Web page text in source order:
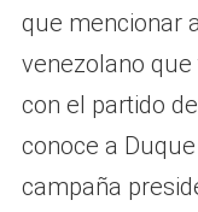
que mencionar
venezolano
con el partido
conoce a
campaña